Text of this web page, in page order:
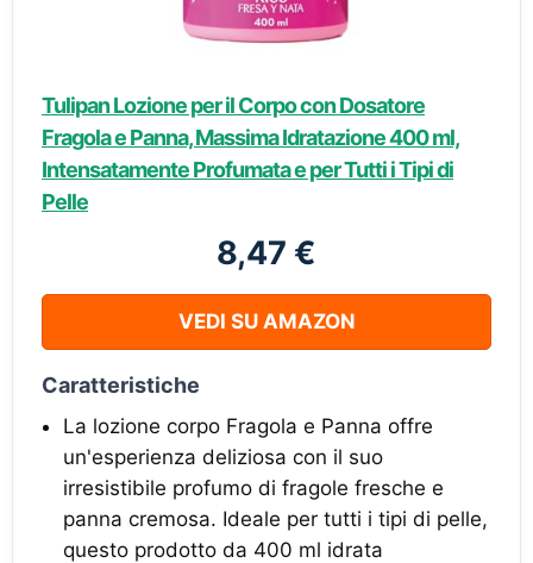
Tulipan Lozione per il Corpo con Dosatore
Fragola e Panna, Massima Idratazione 400 ml,
Intensatamente Profumata e per Tutti i Tipi di
Pelle
8,47 €
VEDI SU AMAZON
Caratteristiche
La lozione corpo Fragola e Panna offre
un'esperienza deliziosa con il suo
irresistibile profumo di fragole fresche e
panna cremosa. Ideale per tutti i tipi di pelle,
questo prodotto da 400 ml idrata